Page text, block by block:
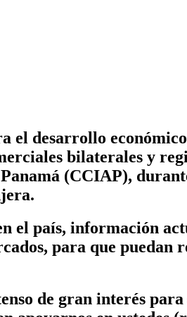
desarrollo
bilaterales y
(CCIAP),
el país, información
para que puedan
de gran interés para